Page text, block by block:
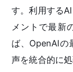
す。利用する
メントで最新
ば、OpenAIの
声を統合的に